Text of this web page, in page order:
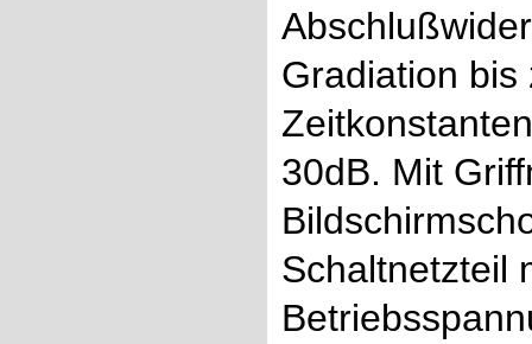
Gradiation bis
30dB. Mit
Schaltnetzteil